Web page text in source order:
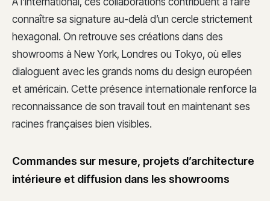
connaître sa signature au-delà d’un cercle strictement
hexagonal. On retrouve ses créations dans des
showrooms à New York, Londres ou Tokyo, où elles
dialoguent avec les grands noms du design européen
et américain. Cette présence internationale renforce la
reconnaissance de son travail tout en maintenant ses
racines françaises bien visibles.
Commandes sur mesure, projets d’architecture
intérieure et diffusion dans les showrooms